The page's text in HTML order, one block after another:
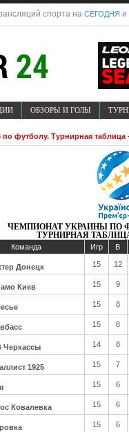
спорта на СЕГОДНЯ и
ОБЗОРЫ И ГОЛЫ
футболу. Турнирная таблица
ЧЕМПИОНАТ УКРАИНЫ ПО
ТУРНИРНАЯ ТАБЛИЦА
Команда Игр В
Донецк 15 12
Киев 15 9
15 8
15 8
Черкассы 14 8
1925 15 7
15 6
Ковалевка 15 6
15 6